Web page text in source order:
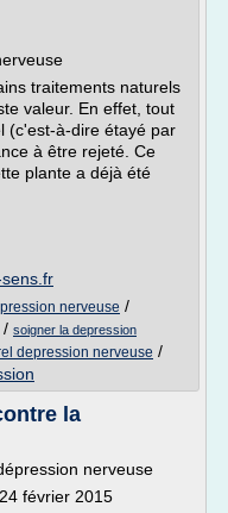
traitements naturels
valeur. En effet, tout
(c'est-à-dire étayé par
à être rejeté. Ce
plante a déjà été
nerveuse /
/ soigner la depression
depression nerveuse /
la
nerveuse
février 2015